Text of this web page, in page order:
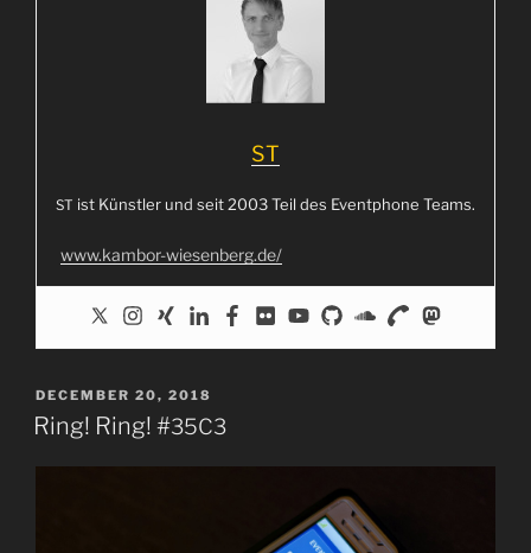
trag
dem35C3″
ST
ST ist Künst­ler und seit 2003 Teil des Event­phone Teams.
www.kambor-wiesenberg.de/
POSTED
ON
DECEMBER 20, 2018
Ring! Ring! #35C3